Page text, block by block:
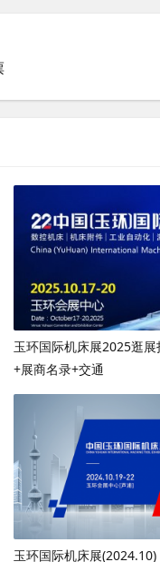
玉环国际机床展2025逛
+展商名录+交通
玉环国际机床展(2024.10)